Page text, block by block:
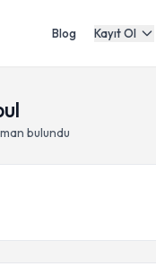
Blog Kayıt Ol
bulundu